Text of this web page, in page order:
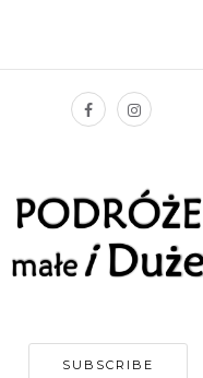
SUBSCRIBE